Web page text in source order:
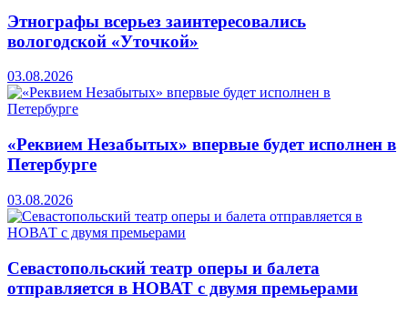
Этнографы всерьез заинтересовались
вологодской «Уточкой»
03.08.2026
«Реквием Незабытых» впервые будет исполнен в
Петербурге
03.08.2026
Севастопольский театр оперы и балета
отправляется в НОВАТ с двумя премьерами